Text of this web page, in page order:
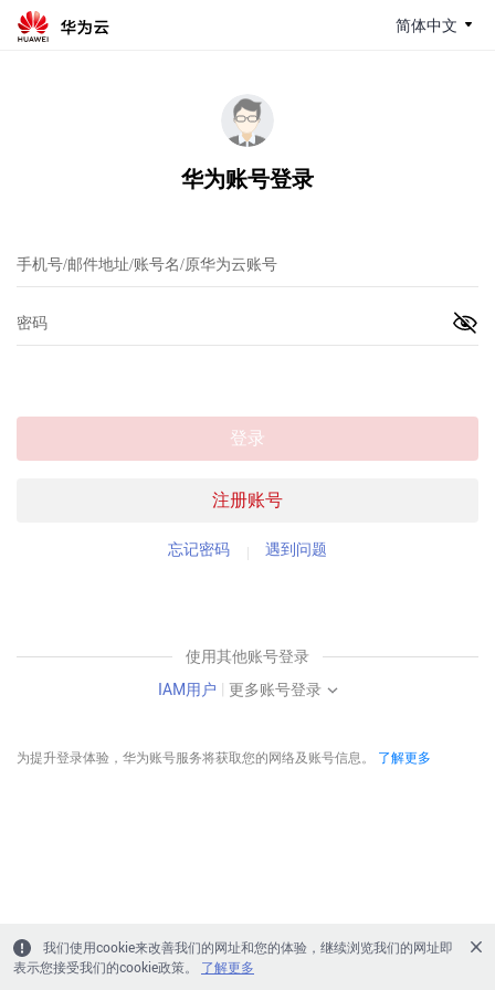
简体中文
华为账号登录
注册账号
登录
忘记密码 遇到问题
使用其他账号登录
IAM用户 | 更多账号登录
为提升登录体验，华为账号服务将获取您的网络及账号信息。 了解更多
我们使用cookie来改善我们的网址和您的体验，继续浏览我们的网址即
表示您接受我们的cookie政策。
了解更多